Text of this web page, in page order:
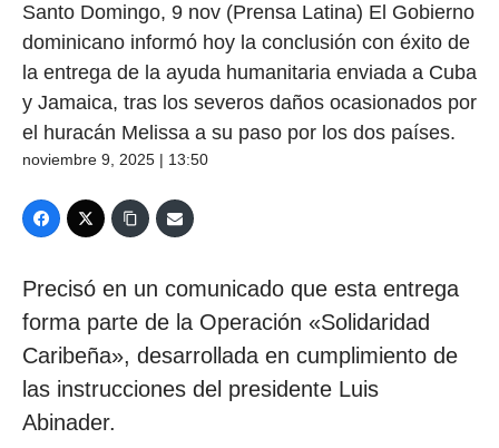
Santo Domingo, 9 nov (Prensa Latina) El Gobierno
dominicano informó hoy la conclusión con éxito de
la entrega de la ayuda humanitaria enviada a Cuba
y Jamaica, tras los severos daños ocasionados por
el huracán Melissa a su paso por los dos países.
noviembre 9, 2025 | 13:50
Precisó en un comunicado que esta entrega
forma parte de la Operación «Solidaridad
Caribeña», desarrollada en cumplimiento de
las instrucciones del presidente Luis
Abinader.